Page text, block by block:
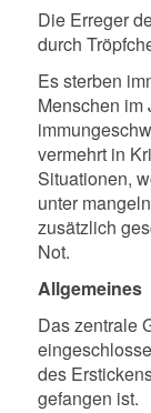
Die Erreger
durch
Es sterben
Menschen im
vermehrt in
Situationen,
unter
zusätzlich
Not.
Allgemeines
Das zentrale
des
gefangen ist.